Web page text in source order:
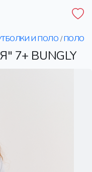
И ПОЛО /ПОЛО
7+ BUNGLY